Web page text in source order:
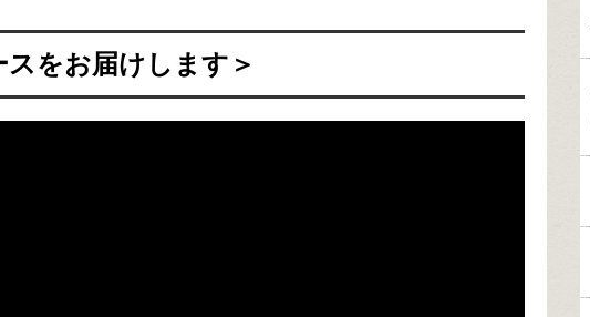
をお届けします＞